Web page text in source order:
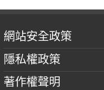
網站安全政策
隱私權政策
著作權聲明